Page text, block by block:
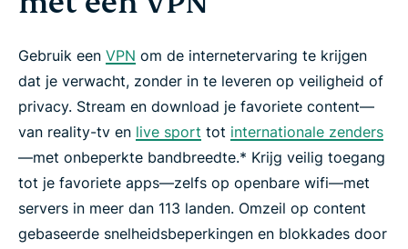
Games en muziek
Handleidingen
Veelgestelde vragen: streamen met VPN
Hoe komt u aan een VPN
Gebruik een VPN om de internetervaring te krijgen
dat je verwacht, zonder in te leveren op veiligheid of
privacy. Stream en download je favoriete content—
van reality-tv en live sport tot internationale zenders
—met onbeperkte bandbreedte.* Krijg veilig toegang
tot je favoriete apps—zelfs op openbare wifi—met
servers in meer dan 113 landen. Omzeil op content
gebaseerde snelheidsbeperkingen en blokkades door